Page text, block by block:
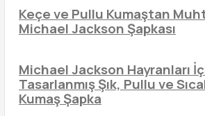
Keçe ve Pullu Kumaştan
Michael Jackson Şapkası
Michael Jackson Hayranları
Tasarlanmış Şık, Pullu ve
Kumaş Şapka